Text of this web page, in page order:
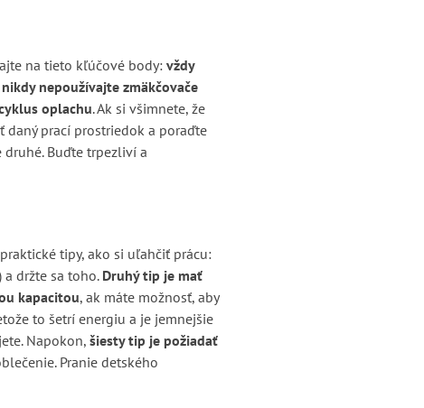
na tieto kľúčové body: vždy
nikdy nepoužívajte zmäkčovače
oplachu. Ak si všimnete, že
daný prací prostriedok a poraďte
Buďte trpezliví a
tipy, ako si uľahčiť prácu:
držte sa toho.Druhý tip je mať
kapacitou, ak máte možnosť, aby
to šetrí energiu a je jemnejšie
Napokon, šiesty tip je požiadať
Pranie detského